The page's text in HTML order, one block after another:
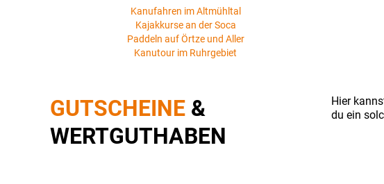
Kanufahren im Altmühltal
Kajakkurse an der Soca
Paddeln auf Örtze und Aller
Kanutour im Ruhrgebiet
GUTSCHEINE &
WERTGUTHABEN
Hier
du ein